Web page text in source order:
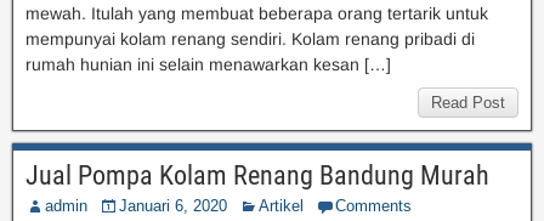
mewah. Itulah yang membuat beberapa orang tertarik untuk
mempunyai kolam renang sendiri. Kolam renang pribadi di
rumah hunian ini selain menawarkan kesan […]
Read Post
Jual Pompa Kolam Renang Bandung Murah
admin Januari 6, 2020 Artikel Comments